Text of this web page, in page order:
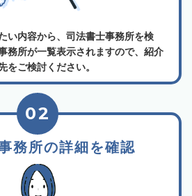
い内容から、司法書士事務所を検
務所が一覧表示されますので、紹介
をご検討ください。
務所の詳細を確認
02